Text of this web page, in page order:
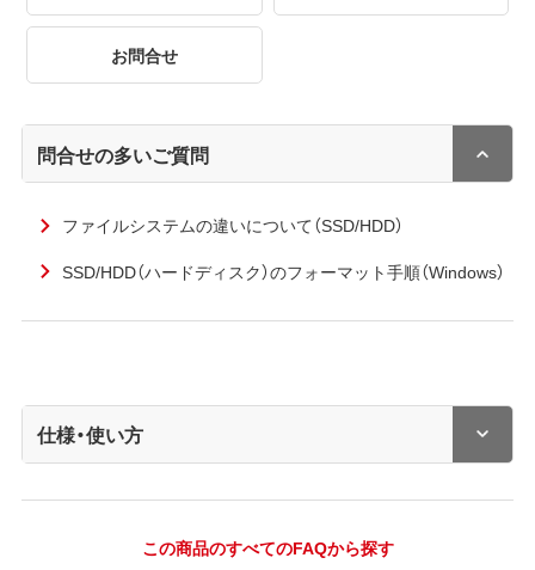
お問合せ
問合せの多いご質問
ファイルシステムの違いについて（SSD/HDD）
SSD/HDD（ハードディスク）のフォーマット手順（Windows）
仕様・使い方
この商品のすべてのFAQから探す